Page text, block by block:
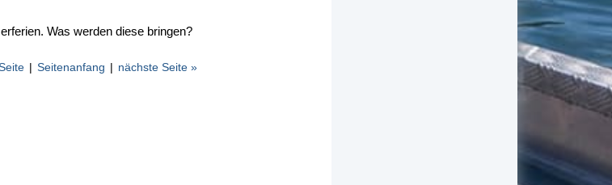
Was werden diese bringen?
| Seitenanfang | nächste Seite »